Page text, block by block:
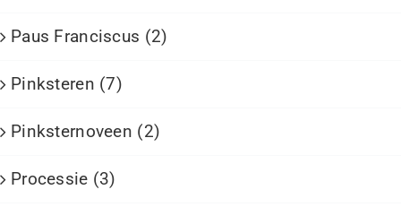
Paus Franciscus (2)
Pinksteren (7)
Pinksternoveen (2)
Processie (3)